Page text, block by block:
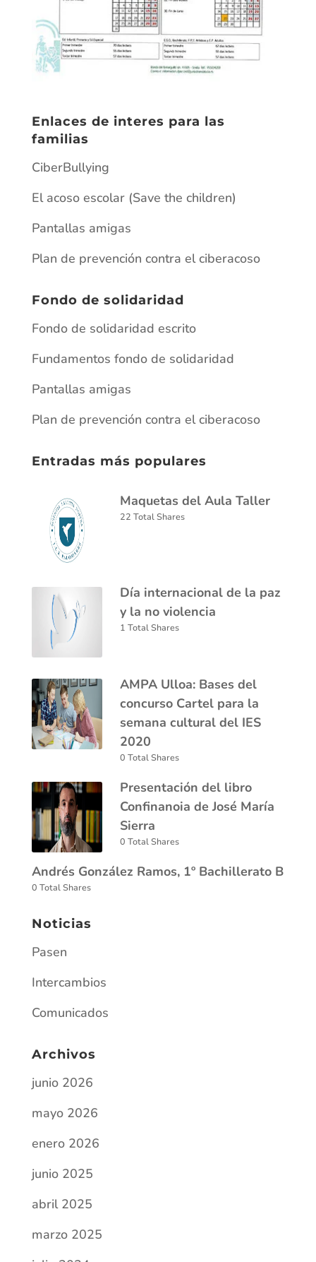
Enlaces de interes para las
familias
CiberBullying
El acoso escolar (Save the children)
Pantallas amigas
Plan de prevención contra el ciberacoso
Fondo de solidaridad
Fondo de solidaridad escrito
Fundamentos fondo de solidaridad
Pantallas amigas
Plan de prevención contra el ciberacoso
Entradas más populares
Maquetas del Aula Taller
22 Total Shares
Día internacional de la paz
y la no violencia
1 Total Shares
AMPA Ulloa: Bases del
concurso Cartel para la
semana cultural del IES
2020
0 Total Shares
Presentación del libro
Confinanoia de José María
Sierra
0 Total Shares
Andrés González Ramos, 1º Bachillerato B
0 Total Shares
Noticias
Pasen
Intercambios
Comunicados
Archivos
junio 2026
mayo 2026
enero 2026
junio 2025
abril 2025
marzo 2025